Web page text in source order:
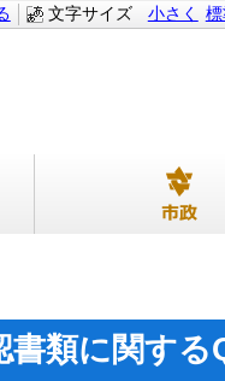
文字サイズ 小さく
類に関す